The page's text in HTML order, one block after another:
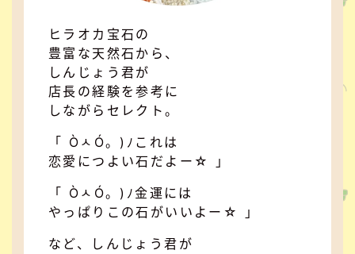
ヒラオカ宝石の
豊富な天然石から、
しんじょう君が
店長の経験を参考に
しながらセレクト。
「 ÒㅅÓ。)ﾉこれは
恋愛につよい石だよー☆ 」
「 ÒㅅÓ。)ﾉ金運には
やっぱりこの石がいいよー☆ 」
など、しんじょう君が